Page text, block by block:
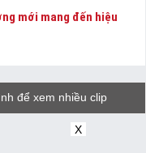
mới mang đến hiệu
để xem nhiều clip
X